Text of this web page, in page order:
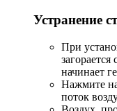
Устранение
При
начинает
Нажмите
поток